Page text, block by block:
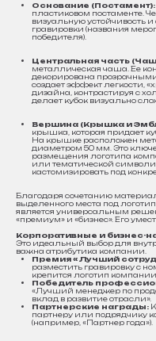
Основание (Постамент):
пластиковом постаменте.
визуальную
гравировки (названия
победителя).
Центральная часть
металлическая чаша. Ее
декорирована
создает эффект легкости,
дизайна, контрастируя с
делает кубок визуально
Вершина (Крышка и
крышка, которая придает
На крышке расположен
диаметром 50 мм. Это
размещения логотипа
или тематической
кастомизировать под
Благодаря сочетанию
выделенного места под
является универсальным
«премиум» и «бизнес». Его
Корпоративные и бизнес-
Это идеальный выбор для
важна атрибутика компании.
Премия «Лучший
разместить гравировку с
крепится логотип
Победитель
«Лучший менеджер по
вклад в развитие отрасли».
Партнерские награды:
партнеру или подрядчику
(например, «Партнер года»).